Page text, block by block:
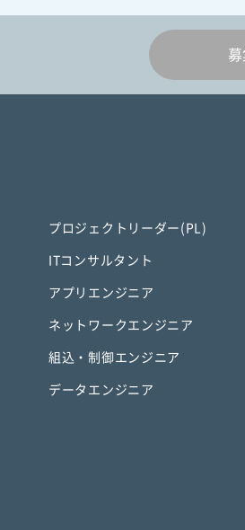
プロジェクトリーダー(PL)
ITコンサルタント
アプリエンジニア
ネットワークエンジニア
組込・制御エンジニア
データエンジニア